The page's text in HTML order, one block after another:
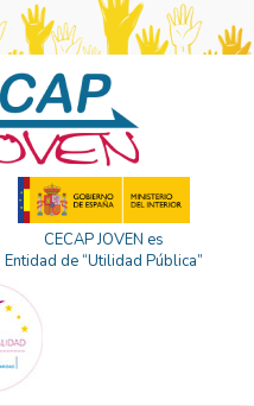
CECAP JOVEN es
Entidad de “Utilidad Pública”